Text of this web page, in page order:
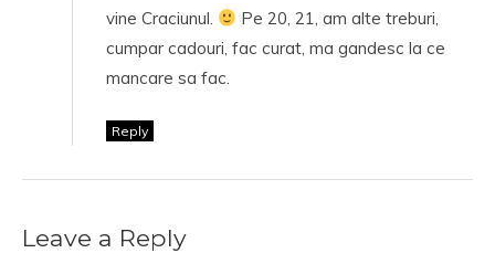
vine Craciunul.
Pe 20, 21, am alte treburi,
cumpar cadouri, fac curat, ma gandesc la ce
mancare sa fac.
Reply
Leave a Reply